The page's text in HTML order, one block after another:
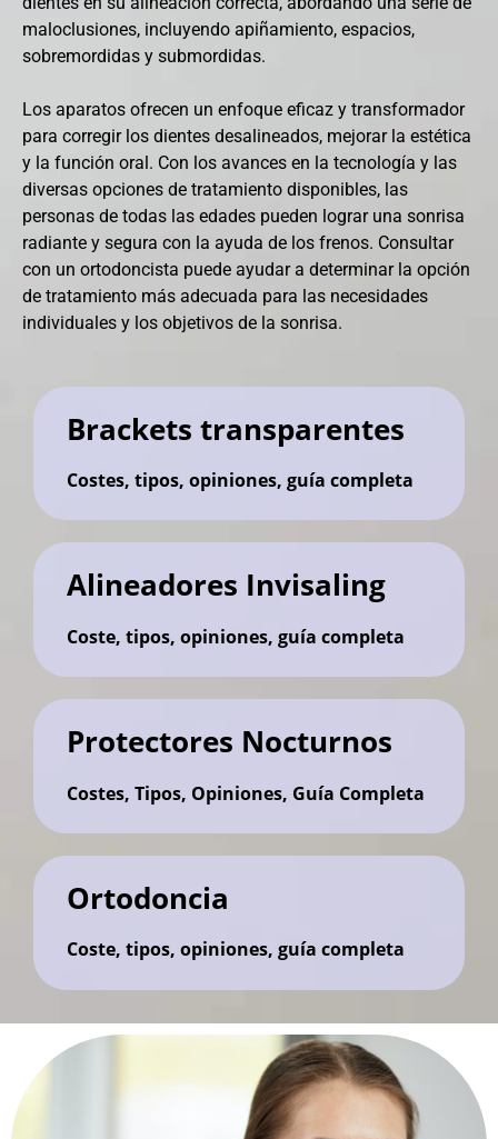
maloclusiones, incluyendo apiñamiento, espacios,
sobremordidas y submordidas.
Los aparatos ofrecen un enfoque eficaz y transformador
para corregir los dientes desalineados, mejorar la estética
y la función oral. Con los avances en la tecnología y las
diversas opciones de tratamiento disponibles, las
personas de todas las edades pueden lograr una sonrisa
radiante y segura con la ayuda de los frenos. Consultar
con un ortodoncista puede ayudar a determinar la opción
de tratamiento más adecuada para las necesidades
individuales y los objetivos de la sonrisa.
Brackets transparentes
Costes, tipos, opiniones, guía completa
Alineadores Invisaling
Coste, tipos, opiniones, guía completa
Protectores Nocturnos
Costes, Tipos, Opiniones, Guía Completa
Ortodoncia
Coste, tipos, opiniones, guía completa